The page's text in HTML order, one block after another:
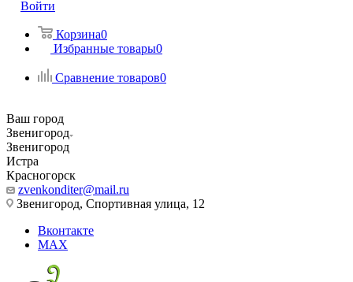
Войти
Корзина0
Избранные товары0
Сравнение товаров0
Ваш город
Звенигород
Звенигород
Истра
Красногорск
zvenkonditer@mail.ru
Звенигород, Спортивная улица, 12
Вконтакте
MAX